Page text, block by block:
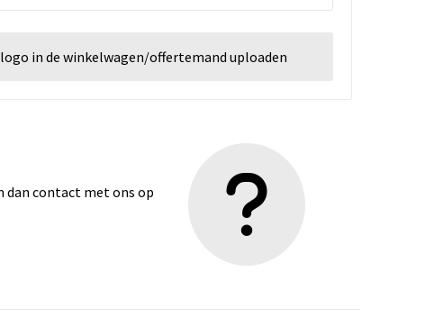
in de winkelwagen/offertemand uploaden
dan contact met ons op